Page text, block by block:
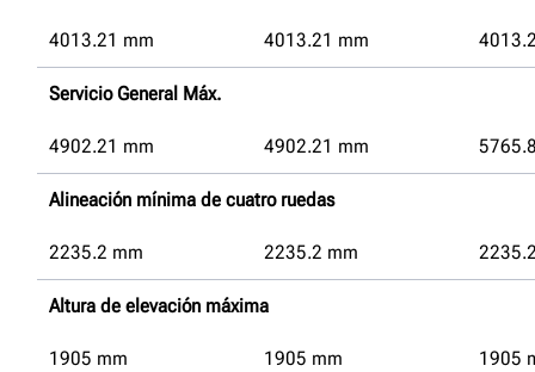
4013.21 mm 4013.21 mm
Servicio General Máx.
4902.21 mm 4902.21 mm
Alineación mínima de cuatro ruedas
2235.2 mm 2235.2 mm
Altura de elevación máxima
1905 mm 1905 mm 1905